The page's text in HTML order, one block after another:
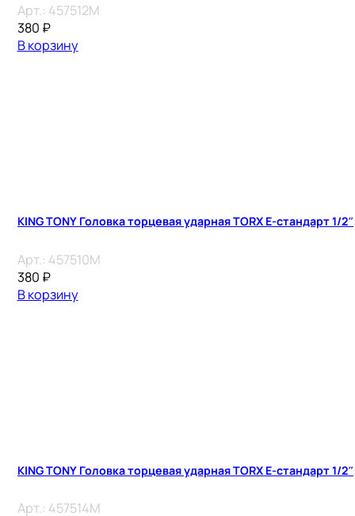
Арт.: 457512M
380 ₽
В корзину
KING TONY Головка торцевая ударная TORX Е-стандарт 1/
Арт.: 457510M
380 ₽
В корзину
KING TONY Головка торцевая ударная TORX Е-стандарт 1/
Арт.: 457514M